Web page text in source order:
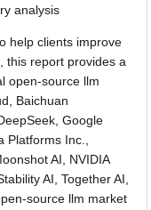
analysis
help clients improve
this report provides a
open-source llm
Baichuan
Google
Inc.,
AI, NVIDIA
AI, Together AI,
source llm market